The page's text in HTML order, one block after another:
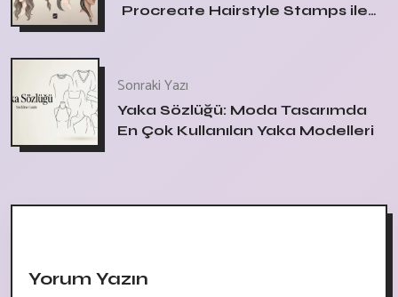
Procreate Hairstyle Stamps ile
Sonraki Yazı
Yaka Sözlüğü: Moda Tasarımda
En Çok Kullanılan Yaka Modelleri
Yorum Yazın